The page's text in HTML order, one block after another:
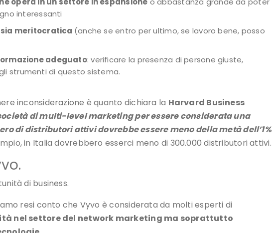
interessanti
sia meritocratica (anche se entro per ultimo, se lavoro bene, posso
adeguato: verificare la presenza di persone giuste,
strumenti di questo sistema.
inconsiderazione è quanto dichiara la Harvard Business
di multi-level marketing per essere considerata una
di distributori attivi dovrebbe essere meno della metà dell’1%
in Italia dovrebbero esserci meno di 300.000 distributori attivi.
di business.
resi conto che Vyvo è considerata da molti esperti di
nel settore del network marketing ma soprattutto